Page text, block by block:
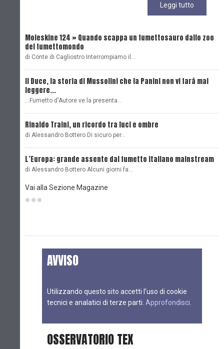
Leggi tutto
Moleskine 124 » Quando scappa un fumettosauro dallo zoo
del fumettomondo
di Conte di Cagliostro Interrompiamo il…
Il Duce, la storia di Mussolini che la Panini non vi farà mai
leggere...
...Fumetto d'Autore ve la presenta…
Rinaldo Traini, un ricordo tra luci e ombre
di Alessandro Bottero Di sicuro per…
L’Europa: grande assente dal fumetto italiano mainstream
di Alessandro Bottero Alcuni giorni fa…
Vai alla Sezione Magazine
AVVISO
Utilizzando questo sito accetti l’uso di cookie
tecnici e analatici di terze parti. Approfondisci
OSSERVATORIO TEX